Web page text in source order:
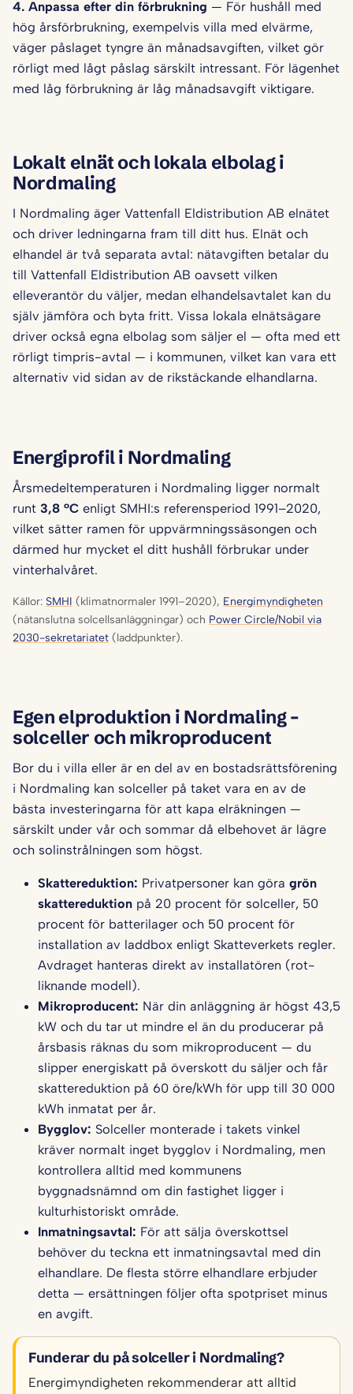
4. Anpassa efter din förbrukning — För hushåll med
hög årsförbrukning, exempelvis villa med elvärme,
väger påslaget tyngre än månadsavgiften, vilket gör
rörligt med lågt påslag särskilt intressant. För lägenhet
med låg förbrukning är låg månadsavgift viktigare.
Lokalt elnät och lokala elbolag i
Nordmaling
I Nordmaling äger Vattenfall Eldistribution AB elnätet
och driver ledningarna fram till ditt hus. Elnät och
elhandel är två separata avtal: nätavgiften betalar du
till Vattenfall Eldistribution AB oavsett vilken
elleverantör du väljer, medan elhandelsavtalet kan du
själv jämföra och byta fritt. Vissa lokala elnätsägare
driver också egna elbolag som säljer el — ofta med ett
rörligt timpris-avtal — i kommunen, vilket kan vara ett
alternativ vid sidan av de rikstäckande elhandlarna.
Energiprofil i Nordmaling
Årsmedeltemperaturen i Nordmaling ligger normalt
runt 3,8 °C enligt SMHI:s referensperiod 1991–2020,
vilket sätter ramen för uppvärmningssäsongen och
därmed hur mycket el ditt hushåll förbrukar under
vinterhalvåret.
Källor: SMHI (klimatnormaler 1991–2020), Energimyndigheten
(nätanslutna solcellsanläggningar) och Power Circle/Nobil via
2030-sekretariatet (laddpunkter).
Egen elproduktion i Nordmaling –
solceller och mikroproducent
Bor du i villa eller är en del av en bostadsrättsförening
i Nordmaling kan solceller på taket vara en av de
bästa investeringarna för att kapa elräkningen —
särskilt under vår och sommar då elbehovet är lägre
och solinstrålningen som högst.
Skattereduktion: Privatpersoner kan göra grön
skattereduktion på 20 procent för solceller, 50
procent för batterilager och 50 procent för
installation av laddbox enligt Skatteverkets regler.
Avdraget hanteras direkt av installatören (rot-
liknande modell).
Mikroproducent: När din anläggning är högst 43,5
kW och du tar ut mindre el än du producerar på
årsbasis räknas du som mikroproducent — du
slipper energiskatt på överskott du säljer och får
skattereduktion på 60 öre/kWh för upp till 30 000
kWh inmatat per år.
Bygglov: Solceller monterade i takets vinkel
kräver normalt inget bygglov i Nordmaling, men
kontrollera alltid med kommunens
byggnadsnämnd om din fastighet ligger i
kulturhistoriskt område.
Inmatningsavtal: För att sälja överskottsel
behöver du teckna ett inmatningsavtal med din
elhandlare. De flesta större elhandlare erbjuder
detta — ersättningen följer ofta spotpriset minus
en avgift.
Funderar du på solceller i Nordmaling?
Energimyndigheten rekommenderar att alltid